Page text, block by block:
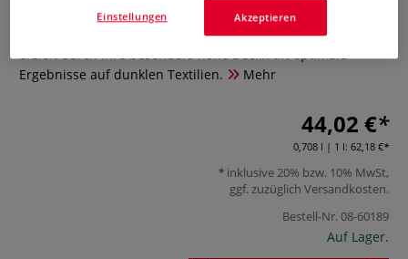
6 Farben im 118-ml-Gebinde: Silver, Raspberry, Blue Topaz,
Citrine, Pearly White, Black Pearl. Opak Siebdruckfarbe
erzielt durch ihre besonders hohe Deckkraft optimale
Ergebnisse auf dunklen Textilien.
Mehr
44,02 €
0,708 l | 1 l: 62,18 €
inklusive 20% bzw. 10% MwSt,
ggf. zuzüglich Versandkosten.
Bestell-Nr.08-60189
Auf Lager.
Akzeptieren
Einstellungen